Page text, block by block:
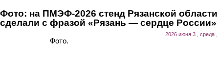
Фото: на ПМЭФ-2026 стенд Рязанской области
сделали с фразой «Рязань — сердце России»
2026 июня 3 , среда ,
Фото.